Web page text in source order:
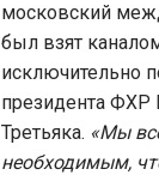
московский
был взят
исключительно
президента ФХР
Третьяка. «Мы
необходимым,